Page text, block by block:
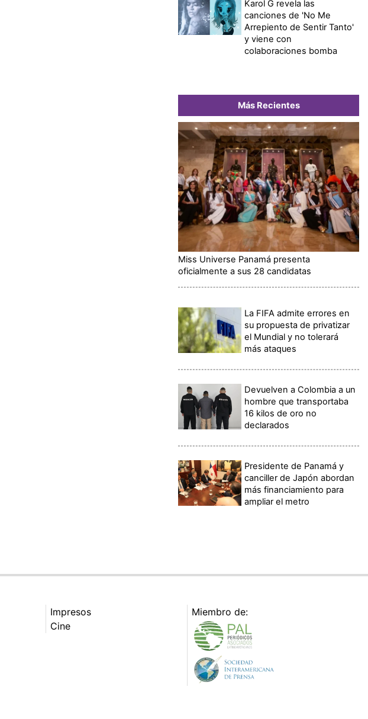
Karol G revela las
canciones de 'No Me
Arrepiento de Sentir Tanto'
y viene con
colaboraciones bomba
Más Recientes
Miss Universe Panamá presenta
oficialmente a sus 28 candidatas
La FIFA admite errores en
su propuesta de privatizar
el Mundial y no tolerará
más ataques
Devuelven a Colombia a un
hombre que transportaba
16 kilos de oro no
declarados
Presidente de Panamá y
canciller de Japón abordan
más financiamiento para
ampliar el metro
Impresos
Cine
Miembro de: